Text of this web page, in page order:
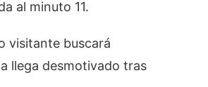
al minuto 11.
visitante buscará
llega desmotivado tras